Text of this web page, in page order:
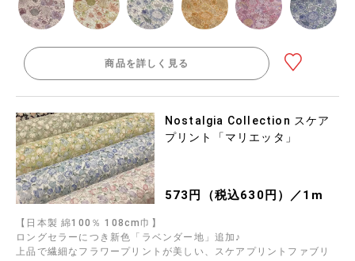
商品を詳しく見る
Nostalgia Collection スケア
プリント「マリエッタ」
573円（税込630円）／1m
【日本製 綿100％ 108cm巾】
ロングセラーにつき新色「ラベンダー地」追加♪
上品で繊細なフラワープリントが美しい、スケアプリントファブリ